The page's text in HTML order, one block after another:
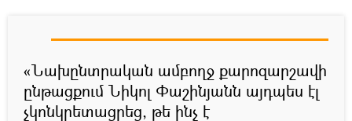
«Նախընտրական ամբողջ քարոզարշավի
ընթացքում Նիկոլ Փաշինյանն այդպես էլ
չկոնկրետացրեց, թե ինչ է